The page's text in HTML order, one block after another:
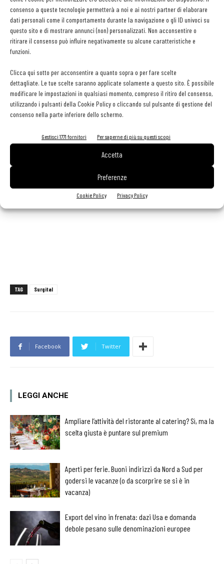
consenso a queste tecnologie permetterà a noi e ai nostri partner di elaborare
dati personali come il comportamento durante la navigazione o gli ID univoci su
questo sito e di mostrare annunci (non) personalizzati. Non acconsentire o
ritirare il consenso può influire negativamente su alcune caratteristiche e
funzioni.
Clicca qui sotto per acconsentire a quanto sopra o per fare scelte
dettagliate. Le tue scelte saranno applicate solamente a questo sito. È possibile
modificare le impostazioni in qualsiasi momento, compreso il ritiro del consenso,
utilizzando i pulsanti della Cookie Policy o cliccando sul pulsante di gestione del
consenso nella parte inferiore dello schermo.
Gestisci 1771 fornitori Per saperne di più su questi scopi
Accetta
Preferenze
Cookie Policy Privacy Policy
sughi surgelati per il consumatore finale, vedrà per altro, nel
corso del prossimo anno, un allargamento dell’offerta,
con nuove referenze.
consumi, domestici e fuori casa, avrà una continuità e che sarà
comunque duratura nei prossimi anni -conclude Bacchini - I nostri
ingenti investimenti fanno parte della visione futura di Surgital,
vogliamo siano un indicatore di solidità per tutti quelli che
partecipano al successo e allo sviluppo della nostra impresa. Per
questo, come segno di fiducia e di ringraziamento, a dicembre
condivideremo con i nostri collaboratori, sotto forma di
benefit/premio, il risultato economico di questo anno positivo, che
segue ad un periodo storico veramente difficile, ma verso il quale,
TAG Surgital
Facebook Twitter
LEGGI ANCHE
Ampliare l’attività del ristorante al catering? Sì, ma la
scelta giusta è puntare sul premium
Aperti per ferie. Buoni indirizzi da Nord a Sud per
godersi le vacanze (o da scorprire se si è in
vacanza)
Export del vino in frenata: dazi Usa e domanda
debole pesano sulle denominazioni europee